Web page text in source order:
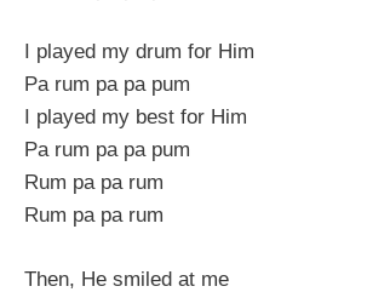
I played my drum for Him
Pa rum pa pa pum
I played my best for Him
Pa rum pa pa pum
Rum pa pa rum
Rum pa pa rum
Then, He smiled at me